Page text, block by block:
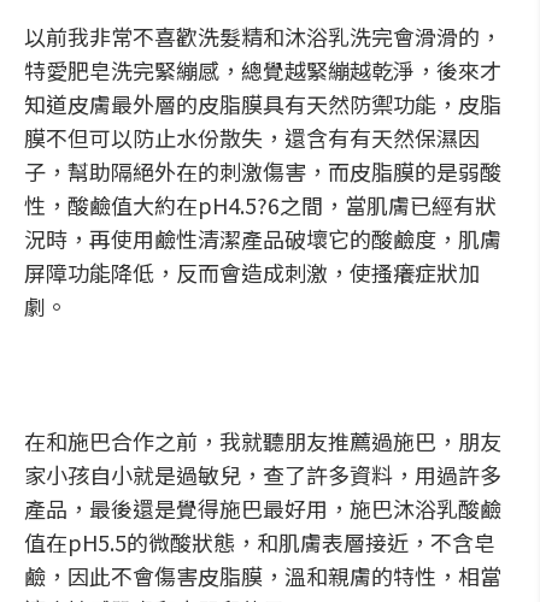
以前我非常不喜歡洗髮精和沐浴乳洗完會滑滑的，
特愛肥皂洗完緊繃感，總覺越緊繃越乾淨，後來才
知道皮膚最外層的皮脂膜具有天然防禦功能，皮脂
膜不但可以防止水份散失，還含有有天然保濕因
子，幫助隔絕外在的刺激傷害，而皮脂膜的是弱酸
性，酸鹼值大約在pH4.5?6之間，當肌膚已經有狀
況時，再使用鹼性清潔產品破壞它的酸鹼度，肌膚
屏障功能降低，反而會造成刺激，使搔癢症狀加
劇。
在和施巴合作之前，我就聽朋友推薦過施巴，朋友
家小孩自小就是過敏兒，查了許多資料，用過許多
產品，最後還是覺得施巴最好用，施巴沐浴乳酸鹼
值在pH5.5的微酸狀態，和肌膚表層接近，不含皂
鹼，因此不會傷害皮脂膜，溫和親膚的特性，相當